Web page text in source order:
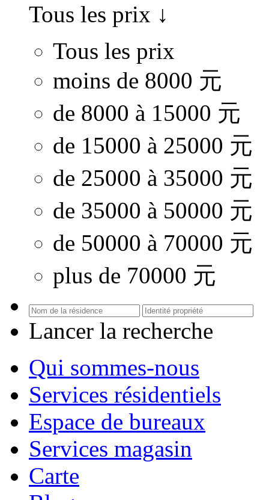
Tous les prix ↓
Tous les prix
moins de 8000 元
de 8000 à 15000 元
de 15000 à 25000 元
de 25000 à 35000 元
de 35000 à 50000 元
de 50000 à 70000 元
plus de 70000 元
Lancer la recherche
Qui sommes-nous
Services résidentiels
Espace de bureaux
Services magasin
Carte